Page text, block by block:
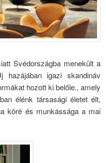
Svédországba menekült a
igazi skandináv
hozott ki belőle., amely
élénk társasági életet élt,
köré és munkássága a mai